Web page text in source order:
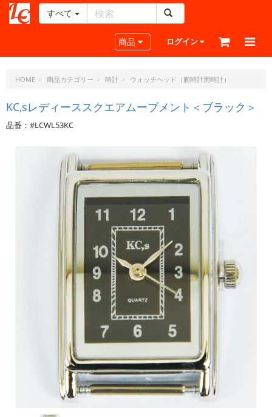
ー
ラ
ト・
ド
ッ
すべて
Toggle navigation
商品 ログイン
HOME 商品カテゴリー 時計 ウォッチヘッド（腕時計用時計）
KC,sレディーススクエアムーブメント＜ブラック＞
品番：#LCWL53KC